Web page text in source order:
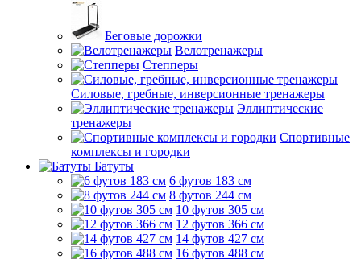
Беговые дорожки
Велотренажеры
Степперы
Силовые, гребные, инверсионные тренажеры
Эллиптические
тренажеры
Спортивные
комплексы и городки
Батуты
6 футов 183 см
8 футов 244 см
10 футов 305 см
12 футов 366 см
14 футов 427 см
16 футов 488 см